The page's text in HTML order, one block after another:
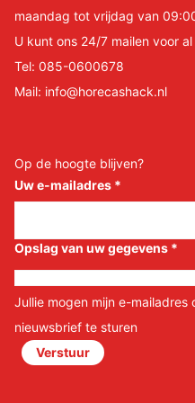
maandag tot vrijdag van
U kunt ons 24/7 mailen voor
Tel: 085-0600678
Mail: info@horecashack.nl
Op de hoogte blijven?
Uw e-mailadres *
Opslag van uw gegevens *
Jullie mogen mijn e-mailadres
nieuwsbrief te sturen
Verstuur